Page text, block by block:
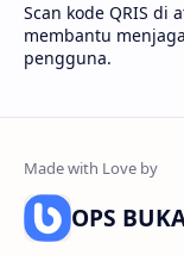
Scan kode QRIS di
membantu
pengguna.
OPS